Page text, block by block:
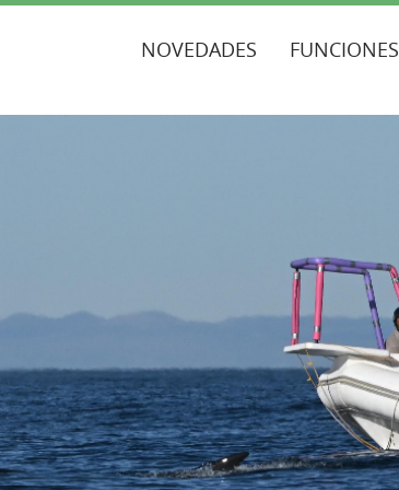
NOVEDADES FUNCIONES